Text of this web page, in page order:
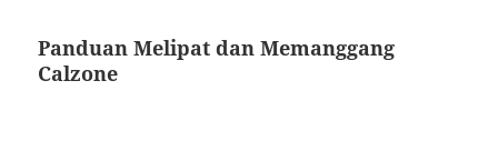
Panduan Melipat dan Memanggang
Calzone